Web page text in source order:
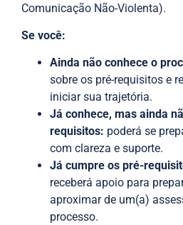
Comunicação Não-Violenta).
Se você:
Ainda não conhece o
sobre os pré-requisitos e
iniciar sua trajetória.
Já conhece, mas ainda
requisitos: poderá se
com clareza e suporte.
Já cumpre os pré-
receberá apoio para
aproximar de um(a)
processo.